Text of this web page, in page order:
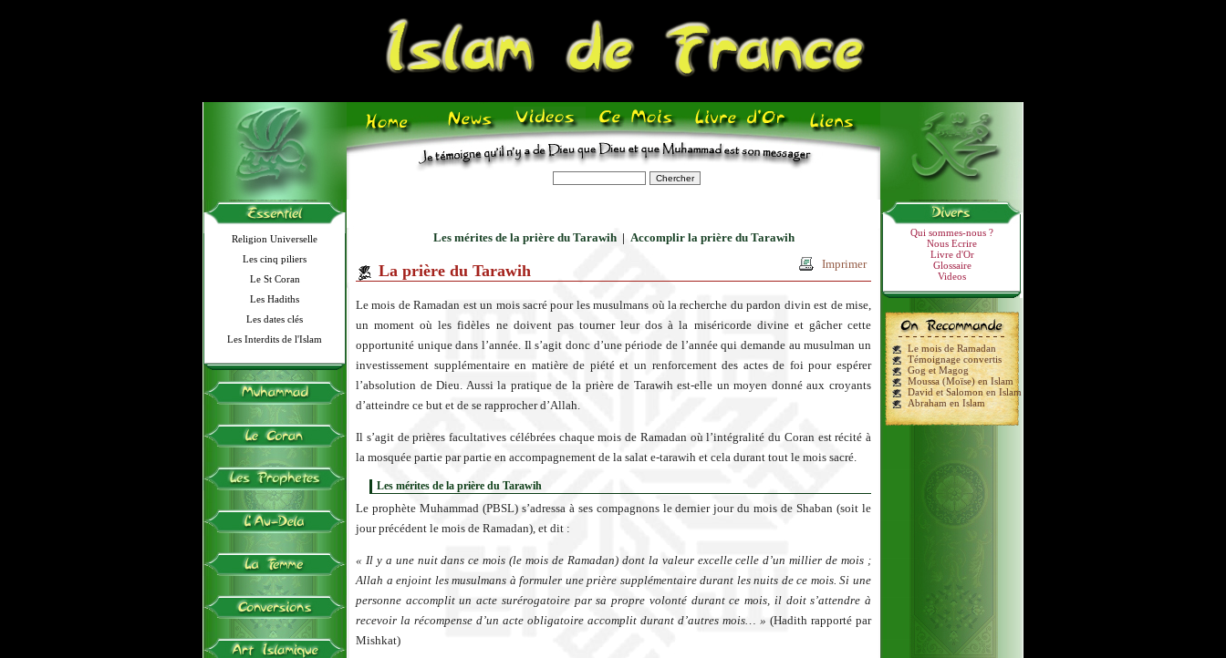
Religion Universelle
Les cinq piliers
Le St Coran
Les Hadiths
Les dates clés
Les Interdits de l'Islam
Qui sommes-nous ?
Nous Ecrire
Livre d'Or
Glossaire
Videos
Le mois de Ramadan
Témoignage convertis
Gog et Magog
Moussa (Moïse) en Islam
David et Salomon en Islam
Abraham en Islam
Les mérites de la prière du Tarawih| Accomplir la prière du Tarawih
Imprimer
La prière du Tarawih
Le mois de Ramadan est un mois sacré pour les musulmans où la recherche du pardon divin est de mise,
un moment où les fidèles ne doivent pas tourner leur dos à la miséricorde divine et gâcher cette
opportunité unique dans l’année. Il s’agit donc d’une période de l’année qui demande au musulman un
investissement supplémentaire en matière de piété et un renforcement des actes de foi pour espérer
l’absolution de Dieu. Aussi la pratique de la prière de Tarawih est-elle un moyen donné aux croyants
d’atteindre ce but et de se rapprocher d’Allah.
Il s’agit de prières facultatives célébrées chaque mois de Ramadan où l’intégralité du Coran est récité à
la mosquée partie par partie en accompagnement de la salat e-tarawih et cela durant tout le mois sacré.
Les mérites de la prière du Tarawih
Le prophète Muhammad (PBSL) s’adressa à ses compagnons le dernier jour du mois de Shaban (soit le
jour précédent le mois de Ramadan), et dit :
« Il y a une nuit dans ce mois (le mois de Ramadan) dont la valeur excelle celle d’un millier de mois ;
Allah a enjoint les musulmans à formuler une prière supplémentaire durant les nuits de ce mois. Si une
personne accomplit un acte surérogatoire par sa propre volonté durant ce mois, il doit s’attendre à
recevoir la récompense d’un acte obligatoire accomplit durant d’autres mois… » (Hadith rapporté par
Mishkat)